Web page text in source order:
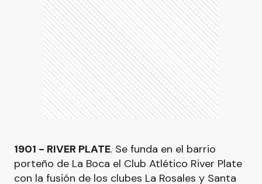
1901 - RIVER PLATE. Se funda en el barrio
porteño de La Boca el Club Atlético River Plate
con la fusión de los clubes La Rosales y Santa